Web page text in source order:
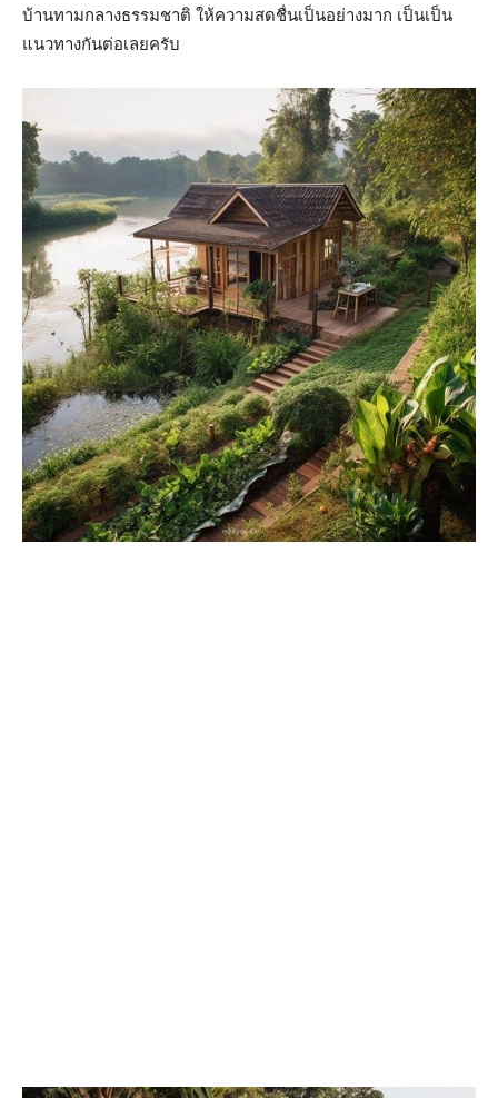
บ้านทามกลางธรรมชาติ ให้ความสดชื่นเป็นอย่างมาก เป็นเป็น
แนวทางกันต่อเลยครับ